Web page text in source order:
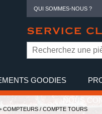
QUI SOMMES-NOUS ?
SERVICE
GOODIES
NOUS
COMPTEURS / COMPTE TOURS